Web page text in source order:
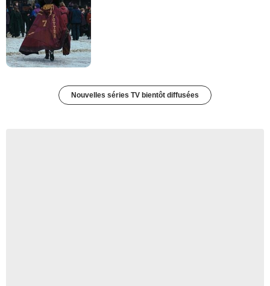
Nouvelles séries TV bientôt diffusées